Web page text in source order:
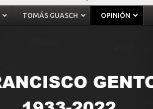
TOMÁS GUASCH OPINIÓN